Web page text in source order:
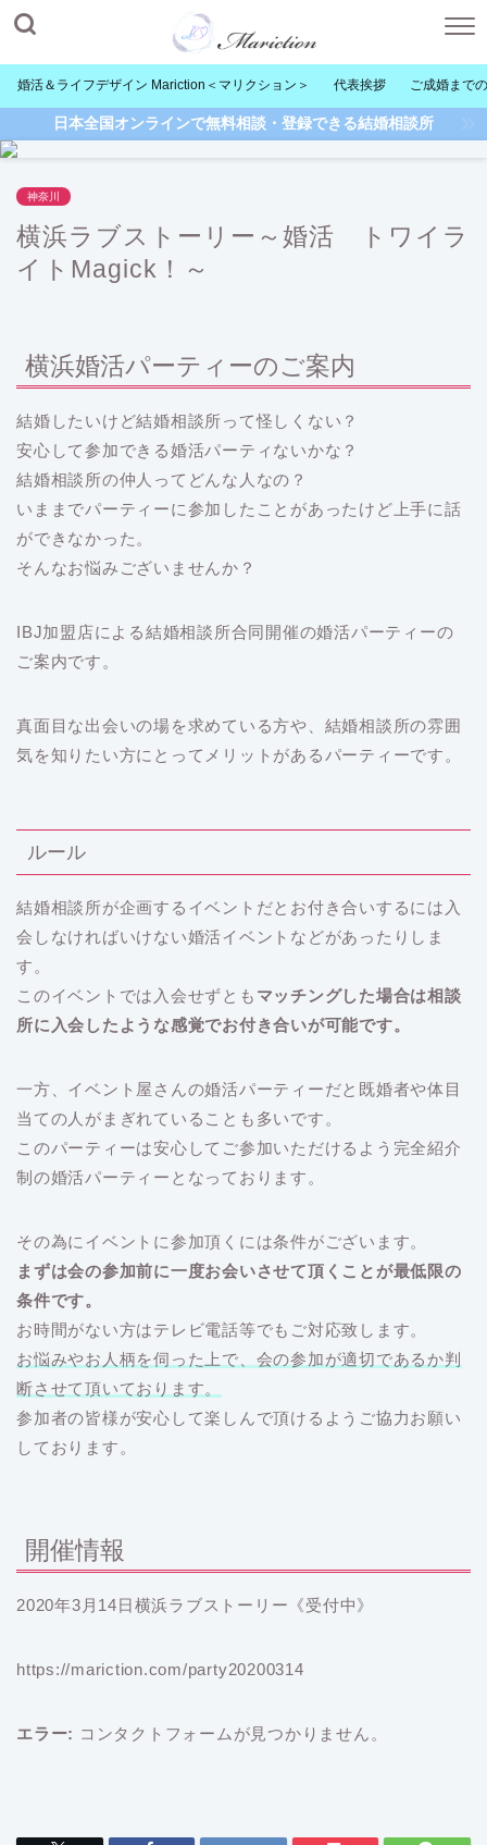
婚活＆ライフデザイン Mariction＜マリクション＞ 代表挨拶 ご成婚まで
日本全国オンラインで無料相談・登録できる結婚相談所
神奈川
横浜ラブストーリー～婚活 トワイラ
イトMagick！～
横浜婚活パーティーのご案内
結婚したいけど結婚相談所って怪しくない？
安心して参加できる婚活パーティないかな？
結婚相談所の仲人ってどんな人なの？
いままでパーティーに参加したことがあったけど上手に話
ができなかった。
そんなお悩みございませんか？
IBJ加盟店による結婚相談所合同開催の婚活パーティーの
ご案内です。
真面目な出会いの場を求めている方や、結婚相談所の雰囲
気を知りたい方にとってメリットがあるパーティーです。
ルール
結婚相談所が企画するイベントだとお付き合いするには入
会しなければいけない婚活イベントなどがあったりしま
す。
このイベントでは入会せずとも マッチングした場合は相談
所に入会したような感覚でお付き合いが可能です。
一方、イベント屋さんの婚活パーティーだと既婚者や体目
当ての人がまぎれていることも多いです。
このパーティーは安心してご参加いただけるよう完全紹介
制の婚活パーティーとなっております。
その為にイベントに参加頂くには条件がございます。
まずは会の参加前に一度お会いさせて頂くことが最低限の
条件です。
お時間がない方はテレビ電話等でもご対応致します。
お悩みやお人柄を伺った上で、会の参加が適切であるか判
断させて頂いております。
参加者の皆様が安心して楽しんで頂けるようご協力お願い
しております。
開催情報
2020年3月14日横浜ラブストーリー《受付中》
https://mariction.com/party20200314
エラー: コンタクトフォームが見つかりません。